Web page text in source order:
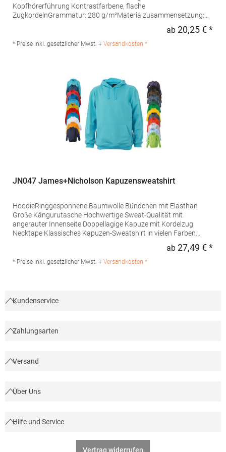
Kopfhörerführung Kontrastfarbene, flache
ZugkordelnGrammatur: 280 g/m²Materialzusammensetzung:
Baumwolle / 48% Polyester), (Heather Grey: 75% Baumwolle /
25% Polyester)Angaben zur Produktsicherheit: Herst.-Nr.: JH003
ab 20,25 € *
* Preise inkl. gesetzlicher Mwst. + Versandkosten *
JN047 James+Nicholson Kapuzensweatshirt
HoodieRinggesponnene Baumwolle Bündchen mit Elasthan
Große Kängurutasche Hochwertige Sweat-Qualität mit
angerauter Innenseite Doppellagige Kapuze mit Kordelzug
Necktape Klassisches Kapuzen-Sweatshirt in vielen Farben
g/m²Materialzusammensetzung: 80% Baumwolle / 20%
PolyesterAngaben zur Produktsicherheit: Herst.-Nr.:
ab 27,49 € *
* Preise inkl. gesetzlicher Mwst. + Versandkosten *
Kundenservice
Zahlungsarten
Versand
Über Uns
Hilfe und Service
Vertrag widerrufen